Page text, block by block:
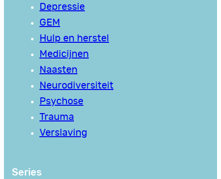
Depressie
GEM
Hulp en herstel
Medicijnen
Naasten
Neurodiversiteit
Psychose
Trauma
Verslaving
Series